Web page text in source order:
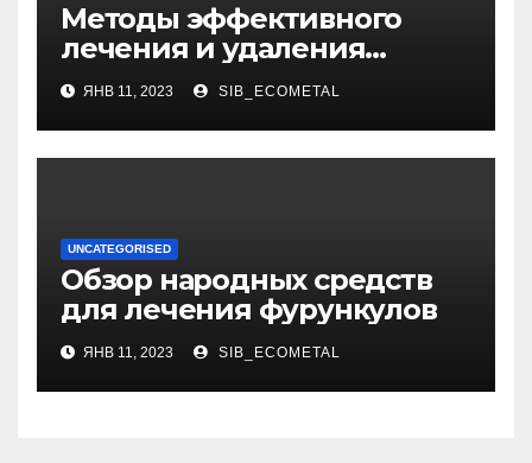
Методы эффективного
лечения и удаления
папиллом: аппаратные,
хирургические способы,
медикаменты
ЯНВ 11, 2023 SIB_ECOMETAL
UNCATEGORISED
Обзор народных средств
для лечения фурункулов
ЯНВ 11, 2023 SIB_ECOMETAL